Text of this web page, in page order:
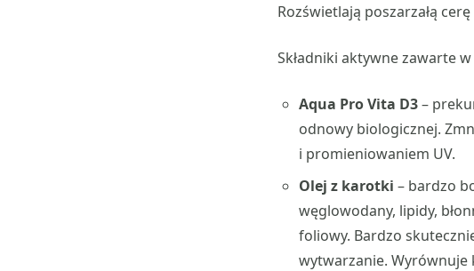
Rozświetlają poszarzałą
Składniki aktywne zawarte
Aqua Pro Vita D3–
odnowy biologicznej.
i promieniowaniem UV.
Olej z karotki – bardzo
węglowodany, lipidy,
foliowy. Bardzo
wytwarzanie. Wyrównuje